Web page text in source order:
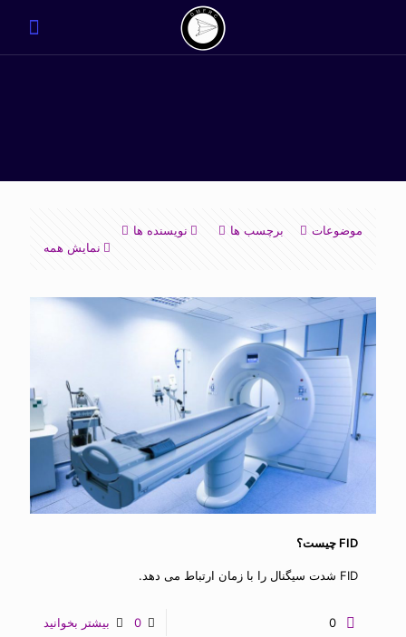
موضوعات برچسب ها
نویسنده ها
نمایش همه
FID چیست؟
FID شدت سیگنال را با زمان ارتباط می دهد.
0
0 بیشتر بخوانید